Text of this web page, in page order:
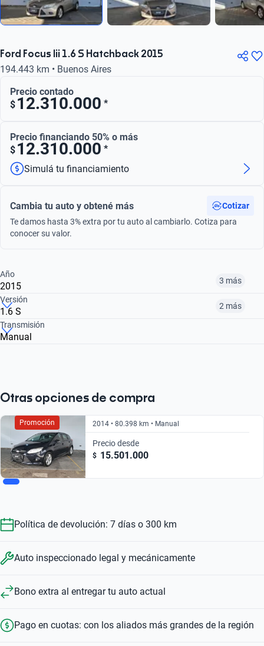
Ford Focus Iii 1.6 S Hatchback 2015
194.443 km • Buenos Aires
Precio contado
$ 12.310.000 *
Precio financiando 50% o más
$ 12.310.000 *
Simulá tu financiamiento
Cambia tu auto y obtené más
Cotizar
Te damos hasta 3% extra por tu auto al cambiarlo. Cotiza para
conocer su valor.
Año
2015 3 más
2014
$ 15.501.000
Versión
1.6 S 2 más
2.0 SE
Transmisión
Manual
Otras opciones de compra
Promoción 2014 • 80.398 km • Manual
Precio desde
$ 15.501.000
Política de devolución: 7 días o 300 km
Auto inspeccionado legal y mecánicamente
Bono extra al entregar tu auto actual
Pago en cuotas: con los aliados más grandes de la región